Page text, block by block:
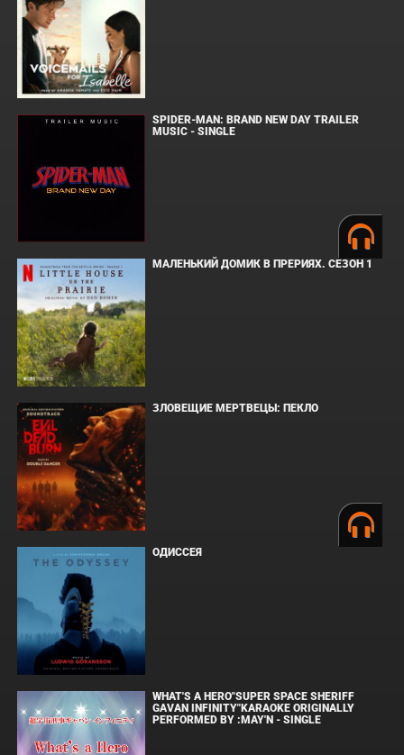
SPIDER-MAN: BRAND NEW DAY TRAILER
MUSIC - SINGLE
МАЛЕНЬКИЙ ДОМИК В ПРЕРИЯХ. СЕЗОН 1
ЗЛОВЕЩИЕ МЕРТВЕЦЫ: ПЕКЛО
ОДИССЕЯ
WHAT'S A HERO"SUPER SPACE SHERIFF
GAVAN INFINITY"KARAOKE ORIGINALLY
PERFORMED BY :MAY'N - SINGLE